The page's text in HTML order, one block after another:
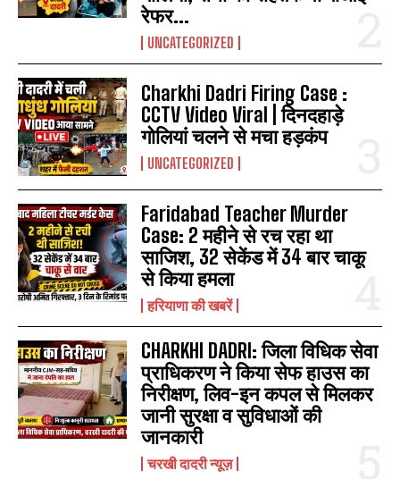
रेफर...
UNCATEGORIZED
Charkhi Dadri Firing Case :
CCTV Video Viral | दिनदहाड़े
गोलियां चलने से मचा हड़कंप
UNCATEGORIZED
Faridabad Teacher Murder
Case: 2 महीने से रच रहा था
साजिश, 32 सेकेंड में 34 बार चाकू
से किया हमला
हरियाणा की खबरें
CHARKHI DADRI: जिला विधिक सेवा
प्राधिकरण ने किया सेफ हाउस का
निरीक्षण, लिव-इन कपल से मिलकर
जानी सुरक्षा व सुविधाओं की
जानकारी
चरखी दादरी न्यूज़